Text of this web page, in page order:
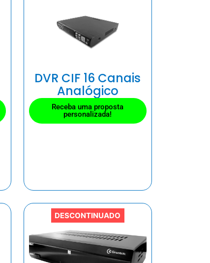
DVR CIF 16 Canais
Analógico
Receba uma proposta
personalizada!
DESCONTINUADO